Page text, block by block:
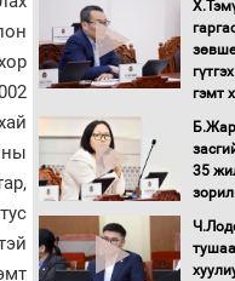
“Тал
16
Бүх
гэмт
35